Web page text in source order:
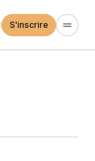
S'inscrire